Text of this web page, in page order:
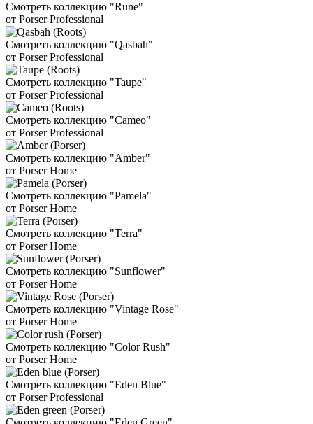
Смотреть коллекцию "Rune"
от Porser Professional
Смотреть коллекцию "Qasbah"
от Porser Professional
Смотреть коллекцию "Taupe"
от Porser Professional
Смотреть коллекцию "Cameo"
от Porser Professional
Смотреть коллекцию "Amber"
от Porser Home
Смотреть коллекцию "Pamela"
от Porser Home
Смотреть коллекцию "Terra"
от Porser Home
Смотреть коллекцию "Sunflower"
от Porser Home
Смотреть коллекцию "Vintage Rose"
от Porser Home
Смотреть коллекцию "Color Rush"
от Porser Home
Смотреть коллекцию "Eden Blue"
от Porser Professional